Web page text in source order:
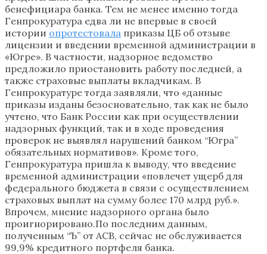
бенефициара банка. Тем не менее именно тогда
Генпрокуратура едва ли не впервые в своей
истории опротестовала приказы ЦБ об отзыве
лицензии и введении временной администрации в
«Югре». В частности, надзорное ведомство
предложило приостановить работу последней, а
также страховые выплаты вкладчикам. В
Генпрокуратуре тогда заявляли, что «данные
приказы изданы безосновательно, так как не было
учтено, что Банк России как при осуществлении
надзорных функций, так и в ходе проведения
проверок не выявлял нарушений банком “Югра”
обязательных нормативов». Кроме того,
Генпрокуратура пришла к выводу, что введение
временной администрации «повлечет ущерб для
федерального бюджета в связи с осуществлением
страховых выплат на сумму более 170 млрд руб.».
Впрочем, мнение надзорного органа было
проигнорировано.По последним данным,
полученным “Ъ” от АСВ, сейчас не обслуживается
99,9% кредитного портфеля банка.